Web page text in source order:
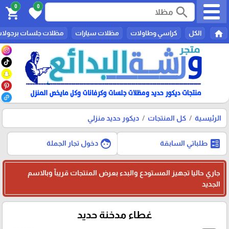
search
0
favorite
0
shopping_cart
home الكل كراسي وطاولات مظلات سيارات مظلات جلسات
الرئيسية كل المنتجات ديكور حديد منزلي
ballot طلباتي السابقة face دخول تجار الجملة
جاري حاليا تجهيز المستودع والبدء بعرض المنتجات قريبآ وبالاسم
الجديد
غطاء مدخنة حديد